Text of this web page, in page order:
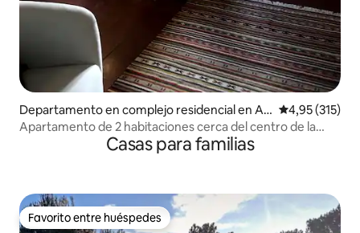
Departamento en complejo residencial en Arl
és
Calificación
4,95 (315)
Apartamento de 2 habitaciones cerca del centro de la
Casas para familias
Favorito entre huéspedes
Favorito entre huéspedes